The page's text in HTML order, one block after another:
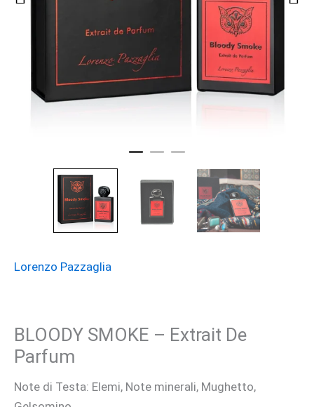
Lorenzo Pazzaglia
BLOODY SMOKE – Extrait De
Parfum
Note di Testa: Elemi, Note minerali, Mughetto,